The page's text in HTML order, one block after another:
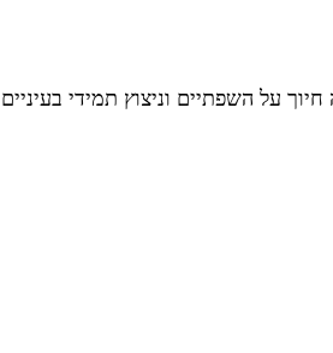
על השפתיים וניצוץ תמידי